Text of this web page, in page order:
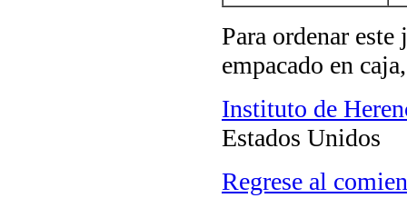
Para ordenar
empacado en
Instituto de
Estados Unidos
Regrese al